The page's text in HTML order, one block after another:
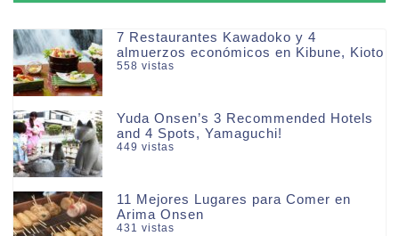
7 Restaurantes Kawadoko y 4
almuerzos económicos en Kibune, Kioto
558 vistas
Yuda Onsen’s 3 Recommended Hotels
and 4 Spots, Yamaguchi!
449 vistas
11 Mejores Lugares para Comer en
Arima Onsen
431 vistas